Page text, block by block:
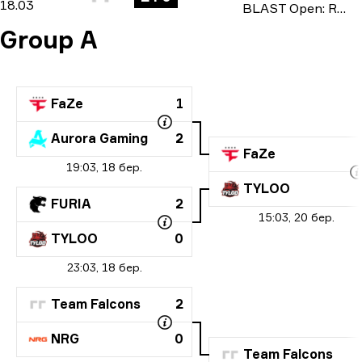
18.03
BLAST Open: Rotterdam Spring 2026
Group A
19:03, 18 бер.
FaZe 1
Aurora Gaming 2
23:03, 18 бер.
FURIA 2
TYLOO 0
Team Falcons 2
NRG 0
15:03, 20 бер.
FaZe
TYLOO
Team Falcons